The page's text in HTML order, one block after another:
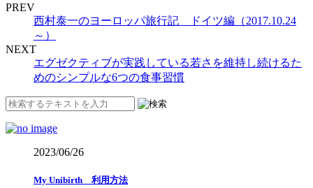
PREV
西村泰一のヨーロッパ旅行記 ドイツ編（2017.10.24
～）
NEXT
エグゼクティブが実践している若さを維持し続けるた
めのシンプルな6つの食事習慣
2023/06/26
My Unibirth 利用方法